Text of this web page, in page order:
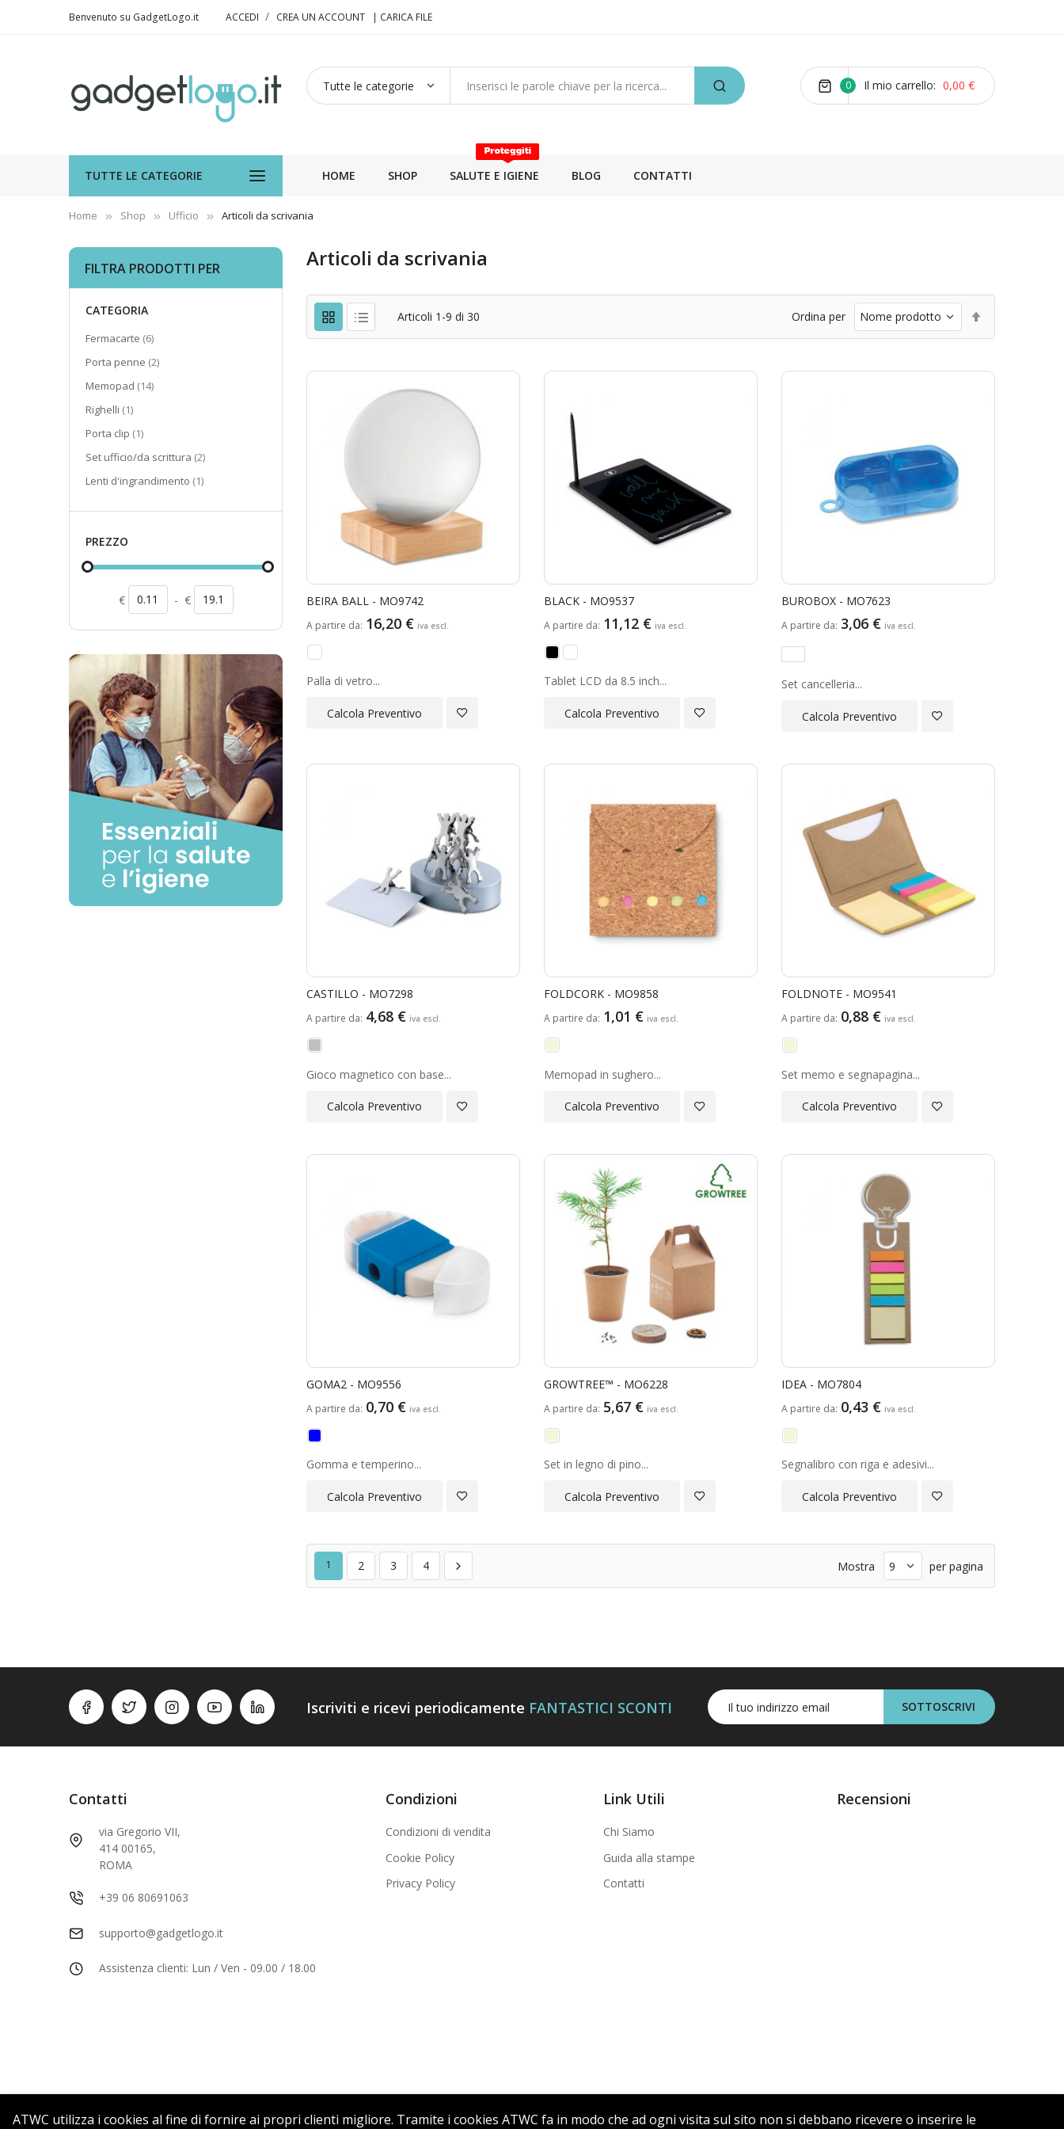
Benvenuto su GadgetLogo.it ACCEDI CREA UN ACCOUNT | CARICA FILE
Il mio carrello
0 0,00 €
TUTTE LE CATEGORIE HOME SHOP SALUTE E IGIENE BLOG CONTATTI
Home Shop Ufficio Articoli da scrivania
Articoli da scrivania
Articoli 1 -9 di 30 Ordina per
direzione
BEIRA BALL - MO9742
A partire da 16,20 €
Palla di vetro...
Calcola Preventivo Aggiungi
BLACK - MO9537
A partire da 11,12 €
Tablet LCD da 8.5 inch...
Calcola Preventivo Aggiungi
Desideri
BUROBOX - MO7623
A partire da 3,06 €
Set cancelleria...
Calcola Preventivo Aggiungi
CASTILLO - MO7298
A partire da 4,68 €
Gioco magnetico con base...
Calcola Preventivo Aggiungi
FOLDCORK - MO9858
A partire da 1,01 €
Memopad in sughero...
Calcola Preventivo Aggiungi
Lista
Desideri
FOLDNOTE - MO9541
A partire da 0,88 €
Set memo e segnapagina...
Calcola Preventivo Aggiungi
GOMA2 - MO9556
A partire da 0,70 €
Gomma e temperino...
Calcola Preventivo Aggiungi
Lista
Desideri
GROWTREE™ - MO6228
A partire da 5,67 €
Set in legno di pino...
Calcola Preventivo Aggiungi
Desideri
IDEA - MO7804
A partire da 0,43 €
Segnalibro con riga e adesivi...
Calcola Preventivo Aggiungi
Desideri
1 2 3 4 Mostra per pagina
FILTRA PRODOTTI PER
CATEGORIA
Fermacarte 6elementi
Porta penne 2elementi
Memopad 14elementi
Righelli 1elemento
Porta clip 1elemento
Set ufficio/da scrittura 2elementi
Lenti d'ingrandimento 1elemento
PREZZO
€ - €
Iscriviti e ricevi periodicamente FANTASTICI SCONTI SOTTOSCRIVI
Contatti
via Gregorio VII,
414 00165,
ROMA
+39 06 80691063
supporto@gadgetlogo.it
Assistenza clienti: Lun / Ven - 09.00 / 18.00
Condizioni
Condizioni di vendita
Cookie Policy
Privacy Policy
Link Utili
Chi Siamo
Guida alla stampe
Contatti
Recensioni
ATWC utilizza i cookies al fine di fornire ai propri clienti migliore. Tramite i cookies ATWC fa in modo che ad ogni visita sul sito non si debbano ricevere o inserire le